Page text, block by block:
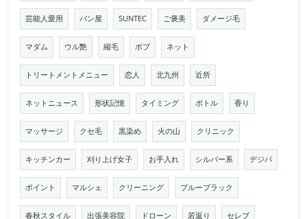
芸能人愛用 パン屋 SUNTEC ご褒美 ダメージ毛
マダム ウル艶 縮毛 ボブ ネット
トリートメントメニュー 恋人 北九州 近所
ネットニュース 形状記憶 タイミング ボトル 香り
マッサージ クセ毛 黒染め 火の山 クリニック
キッチンカー 刈り上げ女子 お手入れ シルバー系 デジパ
ポイント マルシェ クリーニング ブルーブラック
春秋スタイル 出張美容院 ドローン 若返り セレブ